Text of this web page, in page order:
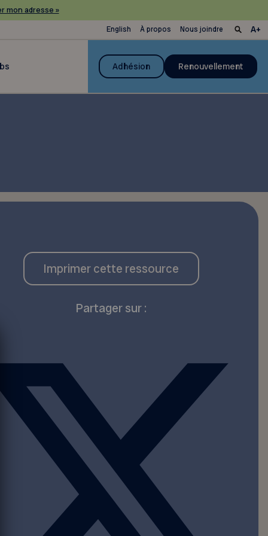
mon adresse »
English À propos Nous joindre
Adhésion Renouvellement
Imprimer cette ressource
Partager sur :